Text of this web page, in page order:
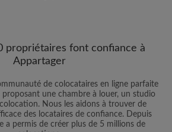
propriétaires font confiance à
Appartager
de colocataires en ligne parfaite
une chambre à louer, un studio
Nous les aidons à trouver de
des locataires de confiance. Depuis
a permis de créer plus de 5 millions de